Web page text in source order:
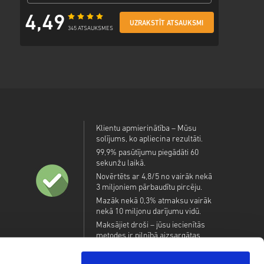
4,49 345 ATSAUKSMES
UZRAKSTĪT ATSAUKSMI
Klientu apmierinātība – Mūsu
solījums, ko apliecina rezultāti.
99,9% pasūtījumu piegādāti 60
sekunžu laikā.
Novērtēts ar 4,8/5 no vairāk nekā
3 miljoniem pārbaudītu pircēju.
Mazāk nekā 0,3% atmaksu vairāk
nekā 10 miljonu darījumu vidū.
Maksājiet droši – jūsu iecienītās
metodes ir pilnībā aizsargātas.